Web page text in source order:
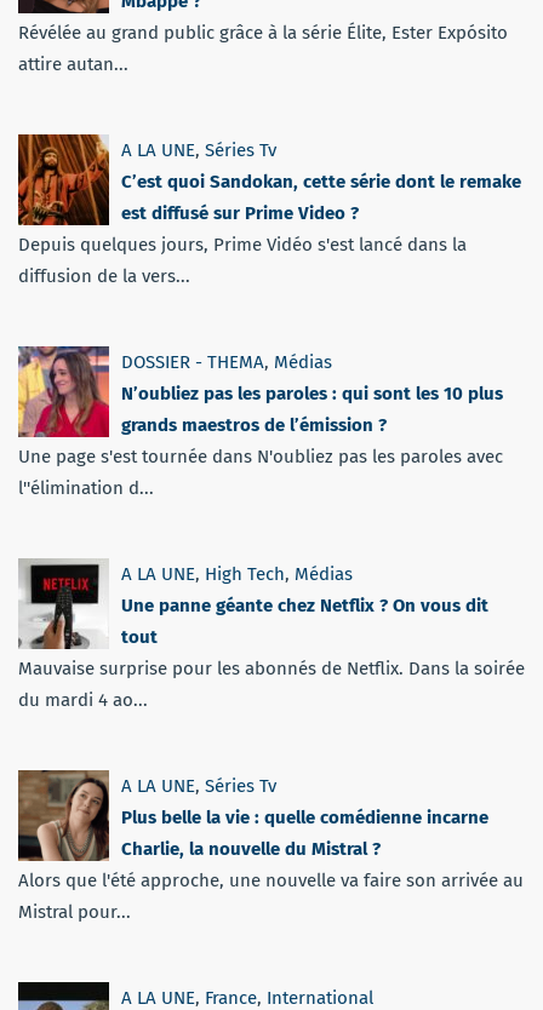
Révélée au grand public grâce à la série Élite, Ester Expósito
attire autan...
A LA UNE, Séries Tv
C’est quoi Sandokan, cette série dont le remake
est diffusé sur Prime Video ?
Depuis quelques jours, Prime Vidéo s'est lancé dans la
diffusion de la vers...
DOSSIER - THEMA, Médias
N’oubliez pas les paroles : qui sont les 10 plus
grands maestros de l’émission ?
Une page s'est tournée dans N'oubliez pas les paroles avec
l''élimination d...
A LA UNE, High Tech, Médias
Une panne géante chez Netflix ? On vous dit
tout
Mauvaise surprise pour les abonnés de Netflix. Dans la soirée
du mardi 4 ao...
A LA UNE, Séries Tv
Plus belle la vie : quelle comédienne incarne
Charlie, la nouvelle du Mistral ?
Alors que l'été approche, une nouvelle va faire son arrivée au
Mistral pour...
A LA UNE, France, International